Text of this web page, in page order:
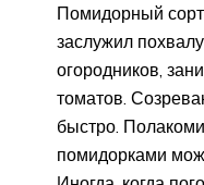
Помидорный
заслужил
огородников,
томатов.
быстро.
помидорками